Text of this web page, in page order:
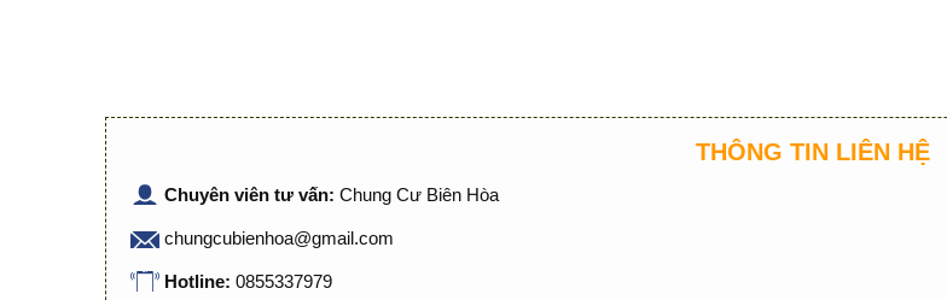
THÔNG TIN LIÊN HỆ
Chuyên viên tư vấn: Chung Cư Biên Hòa
chungcubienhoa@gmail.com
Hotline: 0855337979